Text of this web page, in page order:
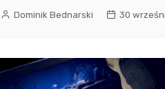
Dominik Bednarski 30